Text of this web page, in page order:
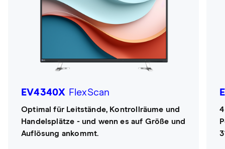
EV4340X FlexScan
Optimal für Leitstände, Kontrollräume und
Handelsplätze - und wenn es auf Größe und
Auflösung ankommt.